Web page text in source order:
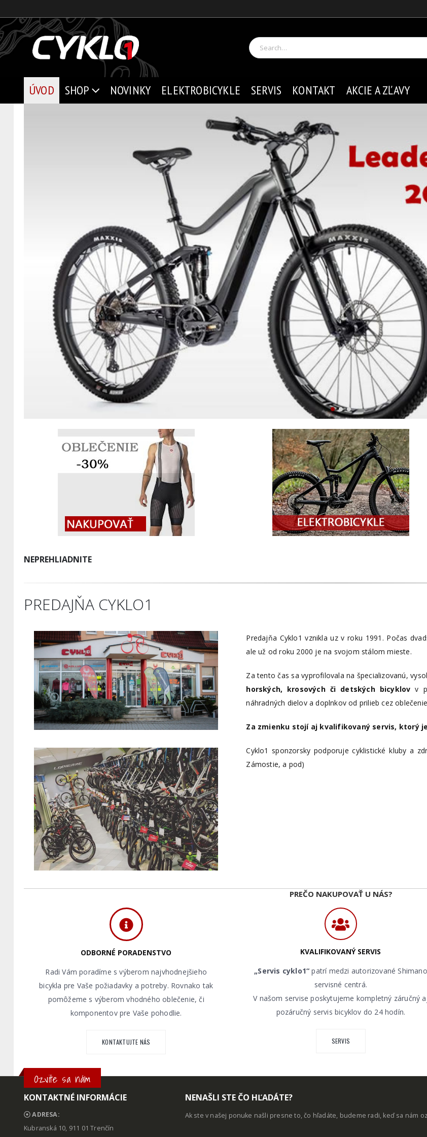
ÚVOD SHOP NOVINKY ELEKTROBICYKLE SERVIS KONTAKT AKCIE A ZĽAVY
NEPREHLIADNITE
PREDAJŇA CYKLO1
Predajňa Cyklo1 vznikla uz v roku 1991. Počas
ale už od roku 2000 je na svojom stálom mieste.
Za tento čas sa vyprofilovala na špecializovanú,
horských, krosových či detských bicyklov v
náhradných dielov a doplnkov od prilieb cez
Za zmienku stojí aj kvalifikovaný servis, ktorý
Cyklo1 sponzorsky podporuje cyklistické kluby a
Zámostie, a pod)
PREČO NAKUPOVAŤ U NÁS?
ODBORNÉ PORADENSTVO
Radi Vám poradíme s výberom najvhodnejšieho
bicykla pre Vaše požiadavky a potreby. Rovnako tak
pomôžeme s výberom vhodného oblečenie, či
komponentov pre Vaše pohodlie.
KONTAKTUJTE NÁS
KVALIFIKOVANÝ SERVIS
„Servis cyklo1“ patrí medzi autorizované Shimano
servisné centrá.
V našom servise poskytujeme kompletný záručný
pozáručný servis bicyklov do 24 hodín.
SERVIS
Ozvite sa nám
KONTAKTNÉ INFORMÁCIE
ADRESA:
Kubranská 10, 911 01 Trenčín
NENAŠLI STE ČO HĽADÁTE?
Ak ste v našej ponuke našli presne to, čo hľadáte, budeme radi, keď sa nám